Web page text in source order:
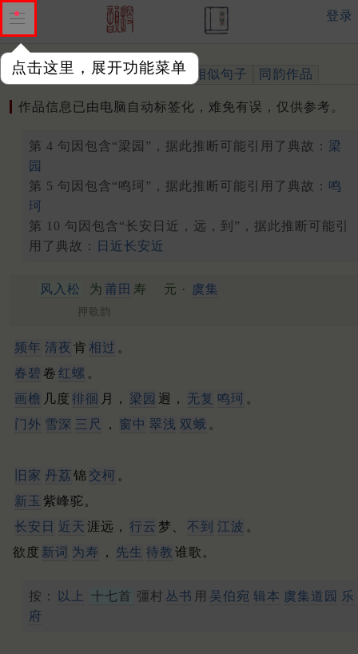
点击这里，展开功能菜单
登录
作品 标注四声 出处、引用 相似句子 同韵作品
作品信息已由电脑自动标签化，难免有误，仅供参考。
第 4 句因包含“梁园”，据此推断可能引用了典故： 梁
园
第 5 句因包含“鸣珂”，据此推断可能引用了典故： 鸣
珂
第 10 句因包含“长安日近，远，到”，据此推断可能引
用了典故：
日近长安近
风入松 为 莆田 寿 元 · 虞集
押歌韵
频年 清夜 肯 相过 。
春碧 卷 红螺 。
画檐 几度 徘徊 月， 梁园 迥， 无复 鸣珂 。
门外 雪深 三尺 ， 窗中 翠浅 双蛾 。
旧家 丹荔 锦 交柯 。
新玉 紫峰驼。
长安 日 近天 涯远， 行云 梦、 不到 江波 。
欲度 新词 为寿 ， 先生 待教 谁歌。
按： 以上 十七首 彊村 丛书 用 吴伯宛 辑本 虞集道园 乐
府